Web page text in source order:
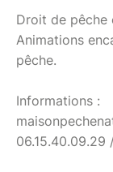
Droit de pêche
Animations
pêche.
Informations :
06.15.40.09.29